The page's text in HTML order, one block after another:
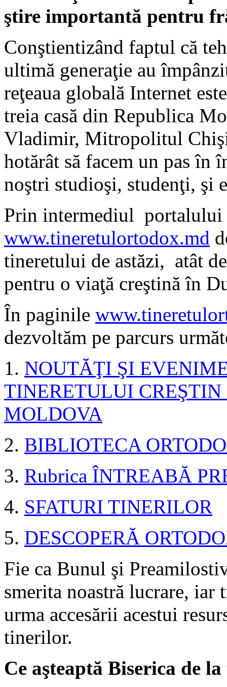
ştire importantă pentru
Conştientizând faptul că
ultimă generaţie au
reţeaua globală Internet
treia casă din Republica
Vladimir, Mitropolitul
hotărât să facem un pas în
noştri studioşi, studenţi, şi
Prin intermediul
www.tineretulortodox.md
tineretului de astăzi, atât
pentru o viaţă creştină în
În paginile
dezvoltăm pe parcurs
1. NOUTĂŢI ŞI
TINERETULUI
MOLDOVA
2. BIBLIOTECA
3. Rubrica ÎNTREABĂ
4. SFATURI TINERILOR
5. DESCOPERĂ
Fie ca Bunul şi
smerita noastră lucrare,
urma accesării acestui
tinerilor.
Ce aşteaptă Biserica de